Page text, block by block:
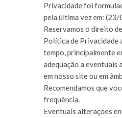
Privacidade foi
pela última vez em:
Reservamos o direito
Política de Privacidade
tempo, principalmente
adequação a eventuais
em nosso site ou em
Recomendamos que
frequência.
Eventuais alterações